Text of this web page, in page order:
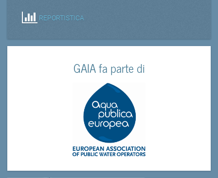
REPORTISTICA
GAIA fa parte di